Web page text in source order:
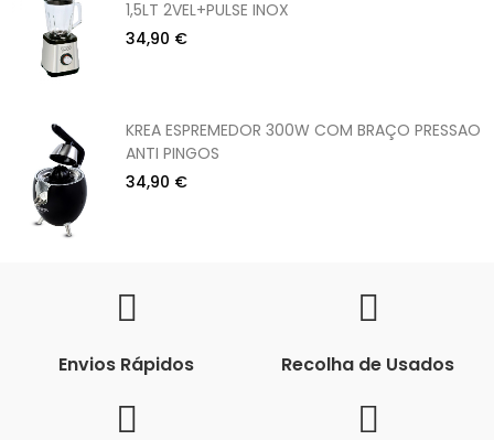
1,5LT 2VEL+PULSE INOX
34,90 €
KREA ESPREMEDOR 300W COM BRAÇO PRESSAO
ANTI PINGOS
34,90 €
Envios Rápidos Recolha de Usados